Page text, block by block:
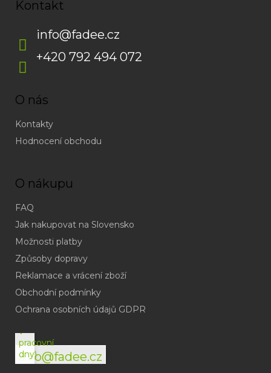
Kontakt
info@fadee.cz
+420 792 494 072
O nás
Kontakty
Hodnocení obchodu
O nákupu
FAQ
Jak nakupovat na Slovensko
Možnosti platby
Způsoby dopravy
Reklamace a vrácení zboží
Obchodní podmínky
Ochrana osobních údajů GDPR
info@fadee.cz
(odpověď
do
v
pracovní
dny)
(Po-